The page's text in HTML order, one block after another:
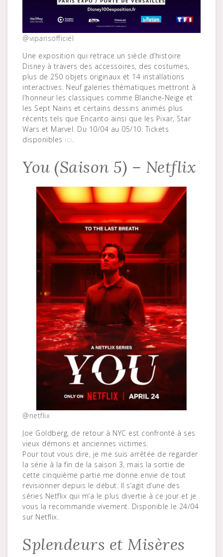
@viparisofficiel
Une exposition qui retrace un siècle d’histoire
Disney à travers des accessoires, des costumes,
plus de 250 objets originaux et 14 installations
interactives. Neuf galeries thématiques mettront à
l’honneur les classiques comme Blanche-Neige et
les Sept Nains et certains dessins animés plus
récents tels que Encanto ainsi que les Pixar, Star
Wars et Marvel. Du 10/04 au 05/10. Tickets
disponibles ici.
You (Saison 5) – Netflix
@netflix
Joe Goldberg, de retour à NYC est confronté à ses
vieux démons et anciennes victimes.
Pour tout vous dire, je me suis arrêtée de regarder
la série à la fin de la saison 3, mais la sortie de
cette cinquième partie me donne envie de tout
revisionner depuis le début. Il s’agit d’une des
séries Netflix qui m’a le plus divertie à ce jour et je
vous la recommande vivement. Disponible le 24/04
sur Netflix.
Splendeurs et Misères